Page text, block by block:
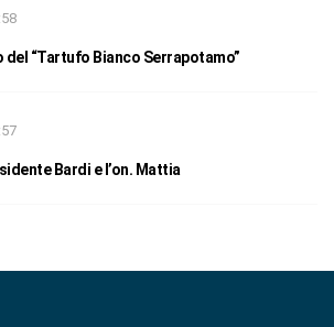
del “Tartufo Bianco Serrapotamo”
Bardi e l’on. Mattia